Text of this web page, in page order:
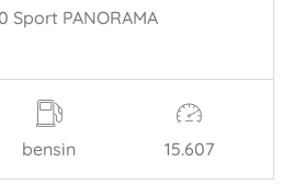
Sport PANORAMA
bensin 15.607